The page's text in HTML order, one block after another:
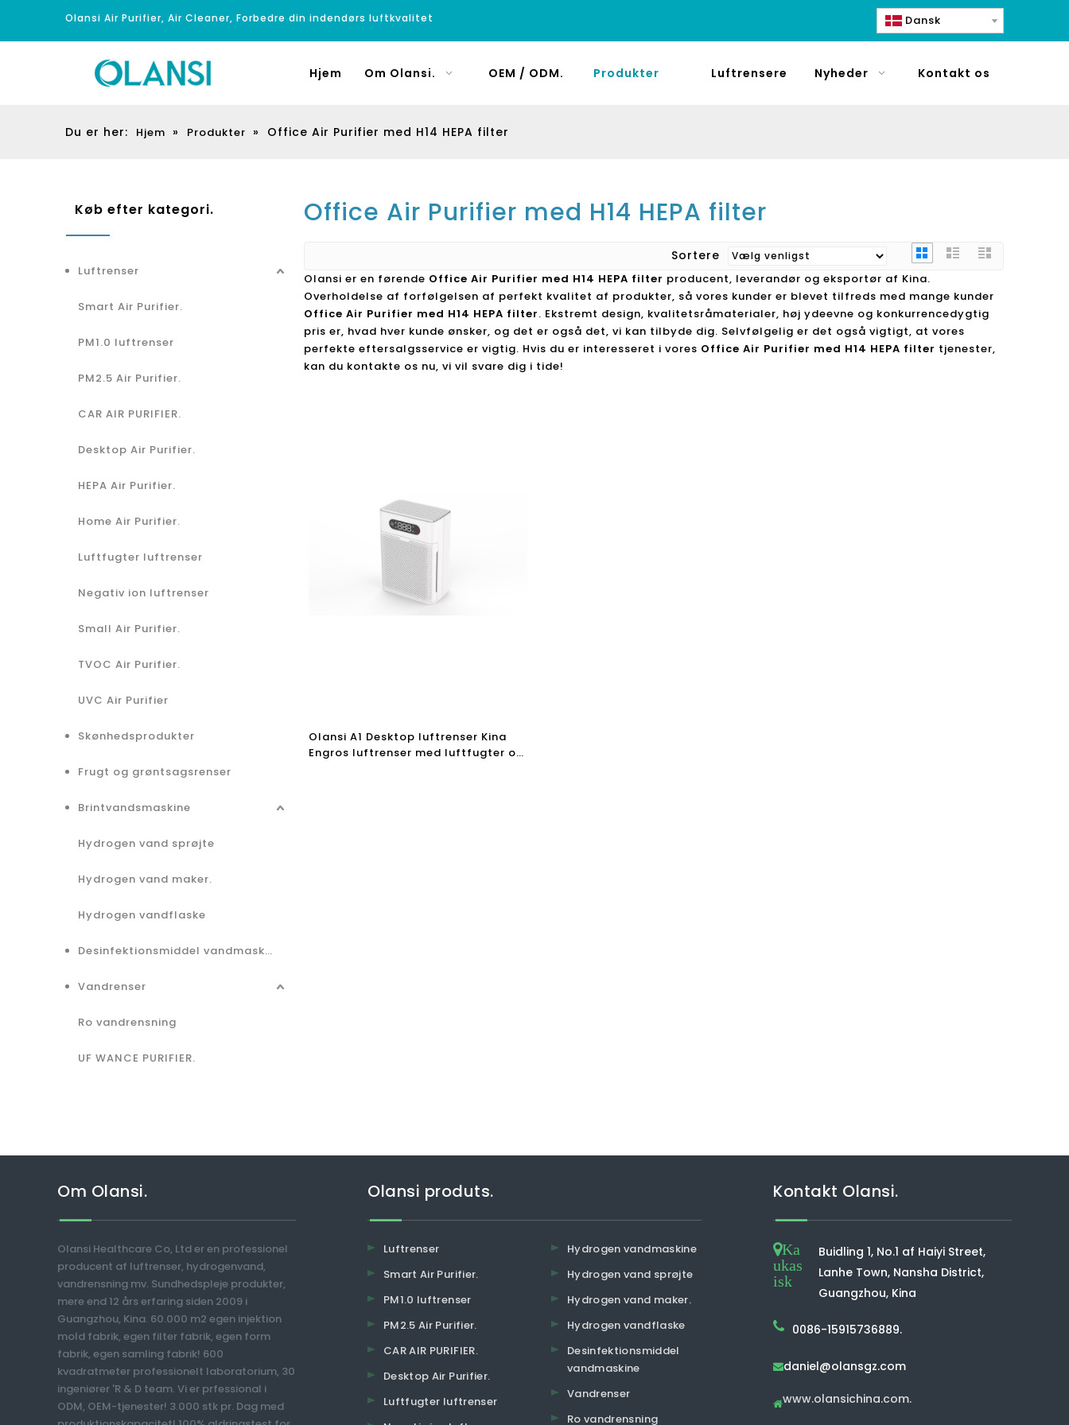
Olansi Air Purifier, Air Cleaner, Forbedre din indendørs luftkvalitet Dansk
Hjem Om Olansi. OEM / ODM. Produkter Luftrensere Nyheder Kontakt os
Du er her: Hjem » Produkter » Office Air Purifier med H14 HEPA filter
Køb efter kategori.
Luftrenser
Smart Air Purifier.
PM1.0 luftrenser
PM2.5 Air Purifier.
CAR AIR PURIFIER.
Desktop Air Purifier.
HEPA Air Purifier.
Home Air Purifier.
Luftfugter luftrenser
Negativ ion luftrenser
Small Air Purifier.
TVOC Air Purifier.
UVC Air Purifier
Skønhedsprodukter
Frugt og grøntsagsrenser
Brintvandsmaskine
Hydrogen vand sprøjte
Hydrogen vand maker.
Hydrogen vandflaske
Desinfektionsmiddel vandmaskine
Vandrenser
Ro vandrensning
UF WANCE PURIFIER.
Office Air Purifier med H14 HEPA filter
Sortere
Olansi er en førende Office Air Purifier med H14 HEPA filter producent, leverandør og eksportør af Kina.
Overholdelse af forfølgelsen af ​​perfekt kvalitet af produkter, så vores kunder er blevet tilfreds med mange kunder
Office Air Purifier med H14 HEPA filter. Ekstremt design, kvalitetsråmaterialer, høj ydeevne og konkurrencedygtig
pris er, hvad hver kunde ønsker, og det er også det, vi kan tilbyde dig. Selvfølgelig er det også vigtigt, at vores
perfekte eftersalgsservice er vigtig. Hvis du er interesseret i vores Office Air Purifier med H14 HEPA filter tjenester,
kan du kontakte os nu, vi vil svare dig i tide!
Olansi A1 Desktop luftrenser Kina
Engros luftrenser med luftfugter og
Om Olansi.
Olansi Healthcare Co, Ltd er en professionel
producent af luftrenser, hydrogenvand,
vandrensning mv. Sundhedspleje produkter,
mere end 12 års erfaring siden 2009 i
Guangzhou, Kina. 60.000 m2 egen injektion
mold fabrik, egen filter fabrik, egen form
fabrik, egen samling fabrik! 600
kvadratmeter professionelt laboratorium, 30
ingeniører 'R & D team. Vi er prfessional i
ODM, OEM-tjenester! 3.000 stk pr. Dag med
Olansi produts.
Luftrenser
Smart Air Purifier.
PM1.0 luftrenser
PM2.5 Air Purifier.
CAR AIR PURIFIER.
Desktop Air Purifier.
Luftfugter luftrenser
Hydrogen vandmaskine
Hydrogen vand sprøjte
Hydrogen vand maker.
Hydrogen vandflaske
Desinfektionsmiddel
vandmaskine
Vandrenser
Ro vandrensning
Kontakt Olansi.
Ka
ukas
isk
Buidling 1, No.1 af Haiyi Street,
Lanhe Town, Nansha District,
Guangzhou, Kina
0086-15915736889.
daniel@olansgz.com
www.olansichina.com.